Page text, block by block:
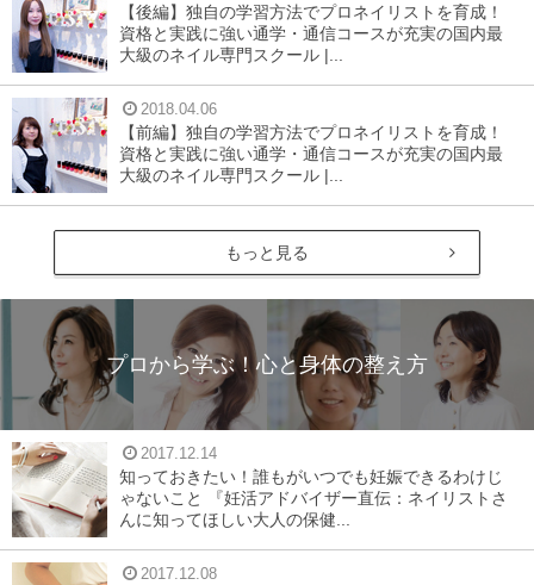
【後編】独自の学習方法でプロネイリストを育成！
資格と実践に強い通学・通信コースが充実の国内最
大級のネイル専門スクール |...
2018.04.06
【前編】独自の学習方法でプロネイリストを育成！
資格と実践に強い通学・通信コースが充実の国内最
大級のネイル専門スクール |...
もっと見る
プロから学ぶ！心と身体の整え方
2017.12.14
知っておきたい！誰もがいつでも妊娠できるわけじ
ゃないこと 『妊活アドバイザー直伝：ネイリストさ
んに知ってほしい大人の保健...
2017.12.08